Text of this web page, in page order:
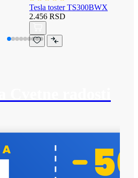
Tesla toster TS300BWX
2.456 RSD